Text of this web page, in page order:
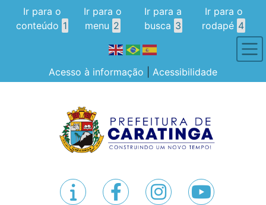
Ir para o
conteúdo 1
Ir para o
menu 2
Ir para a
busca 3
Ir para o
rodapé 4
Acesso à informação Acessibilidade